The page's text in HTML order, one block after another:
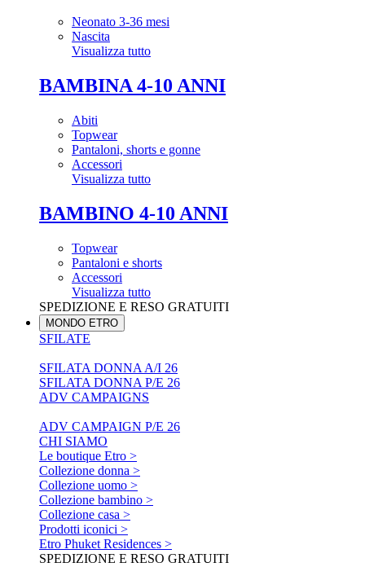
Neonato 3-36 mesi
Nascita
Visualizza tutto
BAMBINA 4-10 ANNI
Abiti
Topwear
Pantaloni, shorts e gonne
Accessori
Visualizza tutto
BAMBINO 4-10 ANNI
Topwear
Pantaloni e shorts
Accessori
Visualizza tutto
SPEDIZIONE E RESO GRATUITI
MONDO ETRO
SFILATE
SFILATA DONNA A/I 26
SFILATA DONNA P/E 26
ADV CAMPAIGNS
ADV CAMPAIGN P/E 26
CHI SIAMO
Le boutique Etro >
Collezione donna >
Collezione uomo >
Collezione bambino >
Collezione casa >
Prodotti iconici >
Etro Phuket Residences >
SPEDIZIONE E RESO GRATUITI